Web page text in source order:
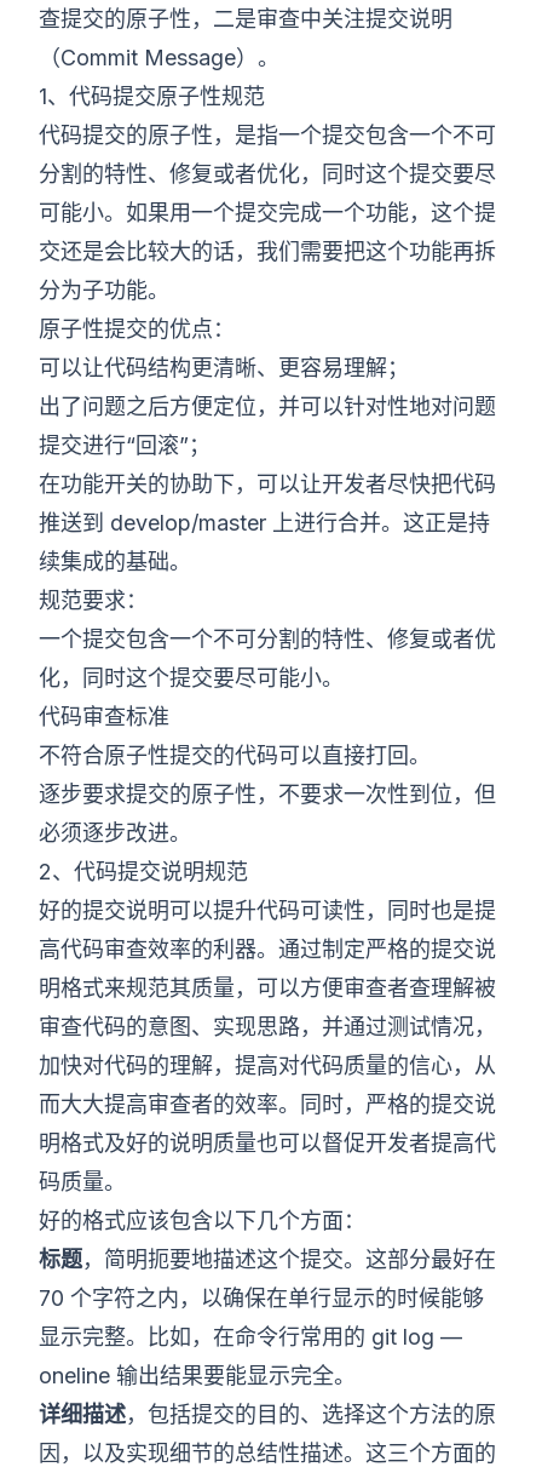
查提交的原子性，二是审查中关注提交说明
（Commit Message）。
1、代码提交原子性规范
代码提交的原子性，是指一个提交包含一个不可
分割的特性、修复或者优化，同时这个提交要尽
可能小。如果用一个提交完成一个功能，这个提
交还是会比较大的话，我们需要把这个功能再拆
分为子功能。
原子性提交的优点：
可以让代码结构更清晰、更容易理解；
出了问题之后方便定位，并可以针对性地对问题
提交进行“回滚”；
在功能开关的协助下，可以让开发者尽快把代码
推送到 develop/master 上进行合并。这正是持
续集成的基础。
规范要求：
一个提交包含一个不可分割的特性、修复或者优
化，同时这个提交要尽可能小。
代码审查标准
不符合原子性提交的代码可以直接打回。
逐步要求提交的原子性，不要求一次性到位，但
必须逐步改进。
2、代码提交说明规范
好的提交说明可以提升代码可读性，同时也是提
高代码审查效率的利器。通过制定严格的提交说
明格式来规范其质量，可以方便审查者查理解被
审查代码的意图、实现思路，并通过测试情况，
加快对代码的理解，提高对代码质量的信心，从
而大大提高审查者的效率。同时，严格的提交说
明格式及好的说明质量也可以督促开发者提高代
码质量。
好的格式应该包含以下几个方面：
标题，简明扼要地描述这个提交。这部分最好在
70 个字符之内，以确保在单行显示的时候能够
显示完整。比如，在命令行常用的 git log —
oneline 输出结果要能显示完全。
详细描述，包括提交的目的、选择这个方法的原
因，以及实现细节的总结性描述。这三个方面的